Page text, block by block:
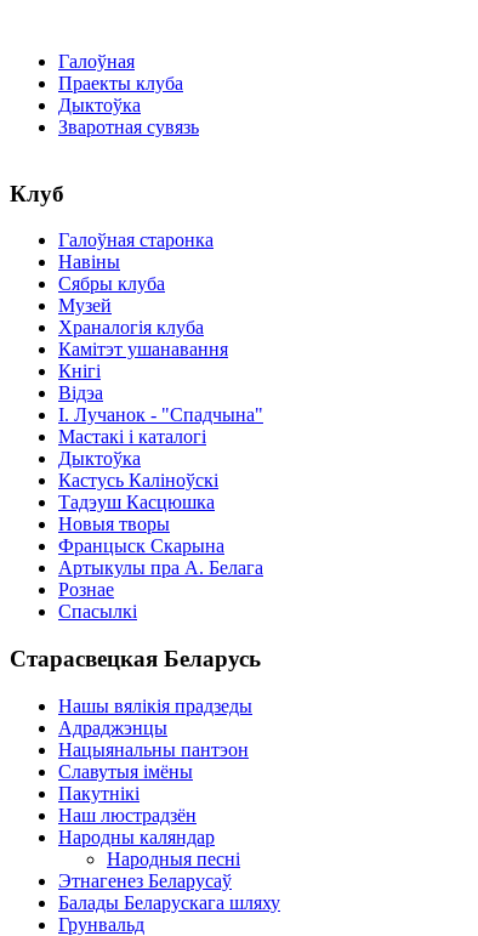
Галоўная
Праекты клуба
Дыктоўка
Зваротная сувязь
Клуб
Галоўная старонка
Навіны
Сябры клуба
Музей
Храналогія клуба
Камітэт ушанавання
Кнігі
Відэа
І. Лучанок - "Спадчына"
Мастакі i каталогi
Дыктоўка
Кастусь Каліноўскі
Тадэуш Касцюшка
Новыя творы
Францыск Скарына
Артыкулы пра А. Белага
Рознае
Спасылкі
Старасвецкая Беларусь
Нашы вялікія прадзеды
Адраджэнцы
Нацыянальны пантэон
Славутыя імёны
Пакутнікі
Наш люстрадзён
Народны каляндар
Народныя песні
Этнагенез Беларусаў
Балады Беларускага шляху
Грунвальд